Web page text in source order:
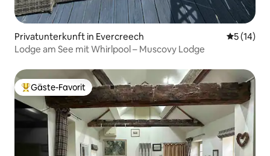
Privatunterkunft in Evercreech
5 (14)
Lodge am See mit Whirlpool – Muscovy Lodge
Beliebter Gäste-Favorit.
Gäste-Favorit